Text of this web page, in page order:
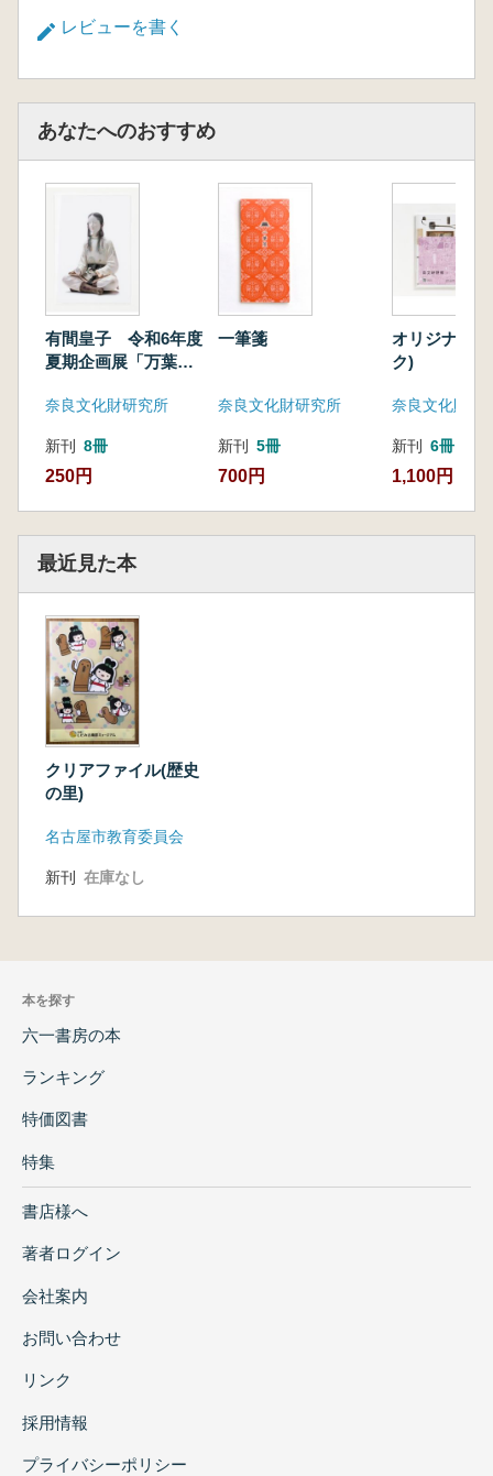
レビューを書く
あなたへのおすすめ
有間皇子 令和6年度
夏期企画展「万葉挽
製A5クリアファイル
奈良文化財研究所
新刊 8冊
250円
一筆箋
奈良文化財研究所
新刊 5冊
700円
オリジナル
ク)
奈良文化財研
新刊 6冊
1,100円
最近見た本
クリアファイル(歴史
の里)
名古屋市教育委員会
新刊 在庫なし
本を探す
六一書房の本
ランキング
特価図書
特集
書店様へ
著者ログイン
会社案内
お問い合わせ
リンク
採用情報
プライバシーポリシー